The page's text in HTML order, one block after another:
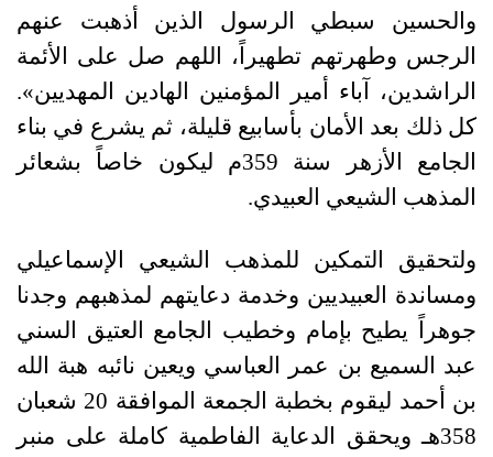
والحسين سبطي الرسول الذين أذهبت عنهم
الرجس وطهرتهم تطهيراً، اللهم صل على الأئمة
الراشدين، آباء أمير المؤمنين الهادين المهديين».
كل ذلك بعد الأمان بأسابيع قليلة، ثم يشرع في بناء
الجامع الأزهر سنة 359م ليكون خاصاً بشعائر
المذهب الشيعي العبيدي.
ولتحقيق التمكين للمذهب الشيعي الإسماعيلي
ومساندة العبيديين وخدمة دعايتهم لمذهبهم وجدنا
جوهراً يطيح بإمام وخطيب الجامع العتيق السني
عبد السميع بن عمر العباسي ويعين نائبه هبة الله
بن أحمد ليقوم بخطبة الجمعة الموافقة 20 شعبان
358هـ ويحقق الدعاية الفاطمية كاملة على منبر